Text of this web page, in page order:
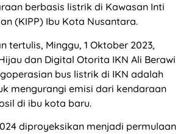
berbasis listrik di Kawasan Inti
(KIPP) Ibu Kota Nusantara.
tertulis, Minggu, 1 Oktober 2023,
dan Digital Otorita IKN Ali Berawi
bus listrik di IKN adalah
mengurangi emisi dari kendaraan
di ibu kota baru.
diproyeksikan menjadi permulaan